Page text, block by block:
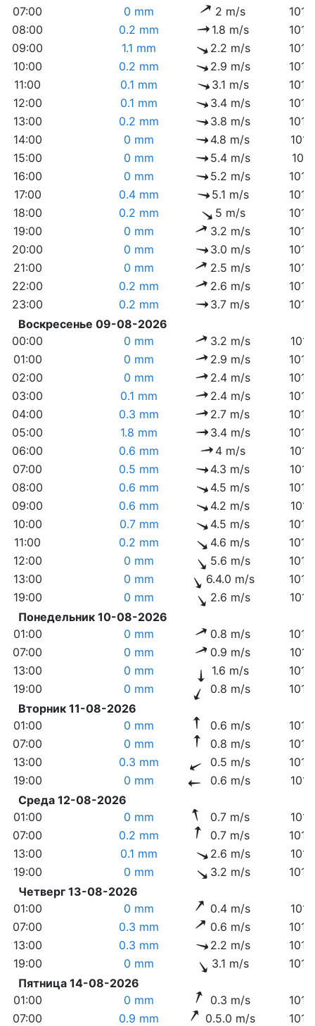
07:00 0 mm 2 m/s
08:00
0.2 mm 1.8 m/s
09:00
1.1 mm 2.2 m/s
10:00
0.2 mm 2.9 m/s
11:00
0.1 mm 3.1 m/s
12:00
0.1 mm 3.4 m/s
13:00
0.2 mm 3.8 m/s
14:00
0 mm 4.8 m/s
15:00
0 mm 5.4 m/s
16:00
0 mm 5.2 m/s
17:00
0.4 mm 5.1 m/s
18:00
0.2 mm 5 m/s
19:00
0 mm 3.2 m/s
20:00
0 mm 3.0 m/s
21:00
0 mm 2.5 m/s
22:00
0.2 mm 2.6 m/s
23:00
0.2 mm 3.7 m/s
Воскресенье 09-08-2026
00:00
0 mm 3.2 m/s
01:00
0 mm 2.9 m/s
02:00
0 mm 2.4 m/s
03:00
0.1 mm 2.4 m/s
04:00
0.3 mm 2.7 m/s
05:00
1.8 mm 3.4 m/s
06:00
0.6 mm 4 m/s
07:00
0.5 mm 4.3 m/s
08:00
0.6 mm 4.5 m/s
09:00
0.6 mm 4.2 m/s
10:00
0.7 mm 4.5 m/s
11:00
0.2 mm 4.6 m/s
12:00
0 mm 5.6 m/s
13:00
0 mm 6.4.0 m/s
19:00
0 mm 2.6 m/s
Понедельник 10-08-2026
01:00
0 mm 0.8 m/s
07:00
0 mm 0.9 m/s
13:00
0 mm 1.6 m/s
19:00
0 mm 0.8 m/s
Вторник 11-08-2026
01:00
0 mm 0.6 m/s
07:00
0 mm 0.8 m/s
13:00
0.3 mm 0.5 m/s
19:00
0 mm 0.6 m/s
Среда 12-08-2026
01:00
0 mm 0.7 m/s
07:00
0.2 mm 0.7 m/s
13:00
0.1 mm 2.6 m/s
19:00
0 mm 3.2 m/s
Четверг 13-08-2026
01:00
0 mm 0.4 m/s
07:00
0.3 mm 0.6 m/s
13:00
0.3 mm 2.2 m/s
19:00
0 mm 3.1 m/s
Пятница 14-08-2026
01:00
0 mm 0.3 m/s
07:00
0.9 mm 0.5.0 m/s